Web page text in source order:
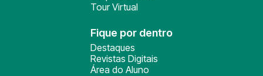
Tour Virtual
Fique por dentro
Destaques
Revistas Digitais
Área do Aluno